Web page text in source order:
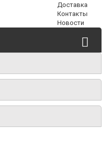
Доставка
Контакты
Новости